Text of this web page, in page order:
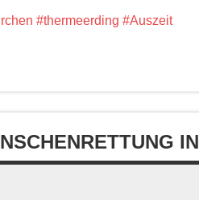
#thermeerding #Auszeit